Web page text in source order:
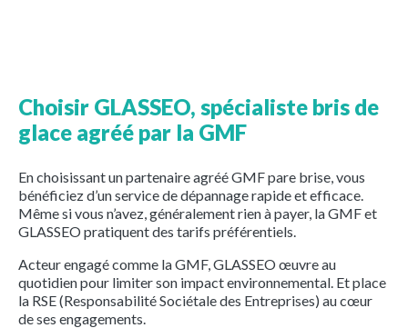
Choisir GLASSEO, spécialiste bris de
glace agréé par la GMF
En choisissant un partenaire agréé GMF pare brise, vous
bénéficiez d’un service de dépannage rapide et efficace.
Même si vous n’avez, généralement rien à payer, la GMF et
GLASSEO pratiquent des tarifs préférentiels.
Acteur engagé comme la GMF, GLASSEO œuvre au
quotidien pour limiter son impact environnemental. Et place
la RSE (Responsabilité Sociétale des Entreprises) au cœur
de ses engagements.